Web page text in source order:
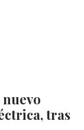
tras